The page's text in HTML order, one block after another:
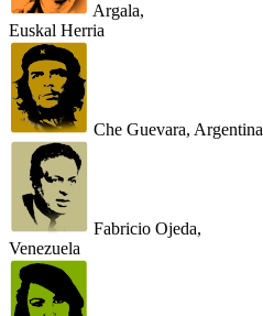
Argala,
Euskal Herria
Che Guevara, Argentina
Fabricio Ojeda,
Venezuela